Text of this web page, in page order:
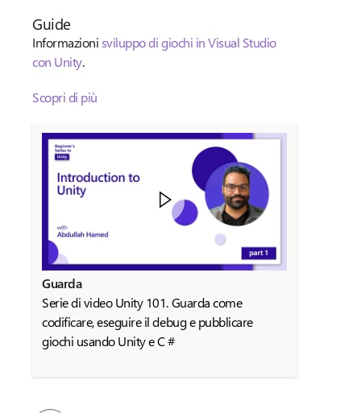
Guarda
Serie di video Unity 101. Guarda come
codificare, eseguire il debug e pubblicare
giochi usando Unity e C #
Guide
Informazionisviluppo di giochi in Visual Studio
con Unity.
Scopri di più